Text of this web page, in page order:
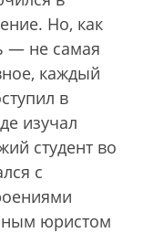
Но, как
— не самая
каждый
в
изучал
студент во
с
юристом